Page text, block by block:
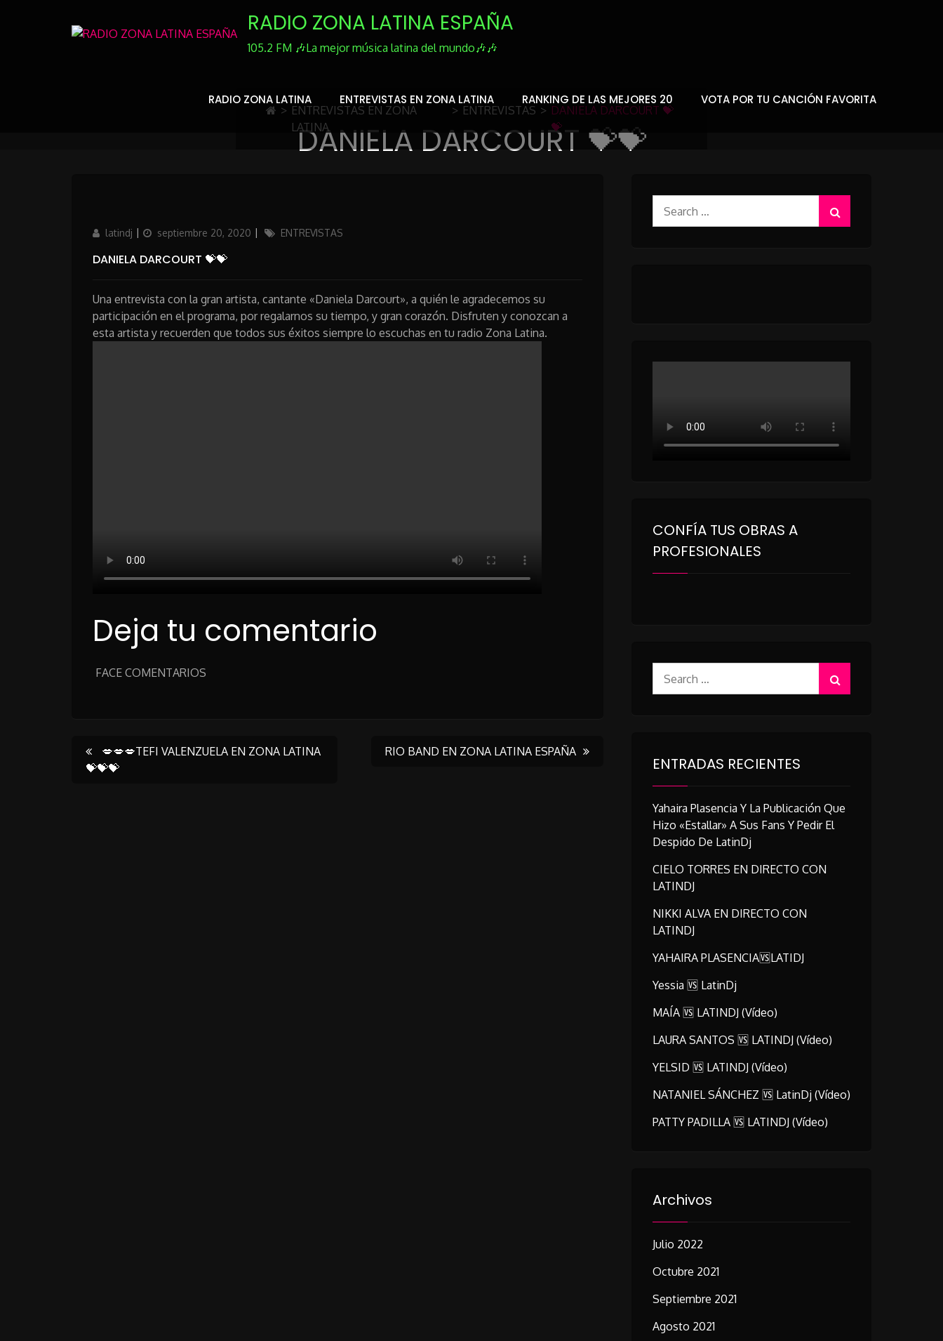
RADIO ZONA LATINA ESPAÑA
105.2 FM 🎶La mejor música latina del mundo🎶🎶
RADIO ZONA LATINA ENTREVISTAS EN ZONA LATINA RANKING DE LAS MEJORES 20 VOTA POR TU CANCIÓN FAVORITA
DANIELA DARCOURT 💝💝
> ENTREVISTAS EN ZONA
LATINA
> ENTREVISTAS > DANIELA DARCOURT 💝
💝
Author
latindj
Updated
septiembre 20, 2020 Categories
ENTREVISTAS
DANIELA DARCOURT 💝💝
Una entrevista con la gran artista, cantante «Daniela Darcourt», a quién le agradecemos su
participación en el programa, por regalarnos su tiempo, y gran corazón. Disfruten y conozcan a
esta artista y recuerden que todos sus éxitos siempre lo escuchas en tu radio Zona Latina.
Deja tu comentario
FACE COMENTARIOS
Post
💋💋💋TEFI VALENZUELA EN ZONA LATINA
💝💝💝
RIO BAND EN ZONA LATINA ESPAÑA
for:
CONFÍA TUS OBRAS A
PROFESIONALES
for:
ENTRADAS RECIENTES
Yahaira Plasencia Y La Publicación Que
Hizo «estallar» A Sus Fans Y Pedir El
Despido De LatinDj
CIELO TORRES EN DIRECTO CON
LATINDJ
NIKKI ALVA EN DIRECTO CON
LATINDJ
YAHAIRA PLASENCIA🆚LATIDJ
Yessia 🆚 LatinDj
MAÍA 🆚 LATINDJ (vídeo)
LAURA SANTOS 🆚 LATINDJ (vídeo)
YELSID 🆚 LATINDJ (vídeo)
NATANIEL SÁNCHEZ 🆚 LatinDj (vídeo)
PATTY PADILLA 🆚 LATINDJ (vídeo)
Archivos
Julio 2022
Octubre 2021
Septiembre 2021
Agosto 2021